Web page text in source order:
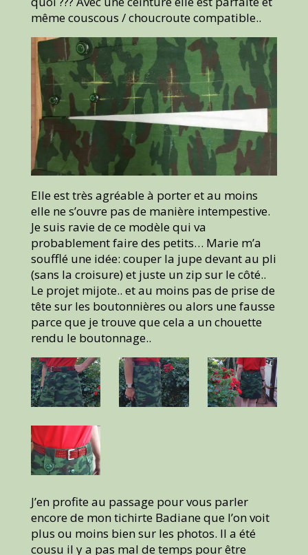
même couscous / choucroute compatible..
Elle est très agréable à porter et au moins
elle ne s’ouvre pas de manière intempestive.
Je suis ravie de ce modèle qui va
probablement faire des petits… Marie m’a
soufflé une idée: couper la jupe devant au pli
(sans la croisure) et juste un zip sur le côté..
Le projet mijote.. et au moins pas de prise de
tête sur les boutonnières ou alors une fausse
parce que je trouve que cela a un chouette
rendu le boutonnage..
J’en profite au passage pour vous parler
encore de mon tichirte Badiane que l’on voit
plus ou moins bien sur les photos. Il a été
cousu il y a pas mal de temps pour être